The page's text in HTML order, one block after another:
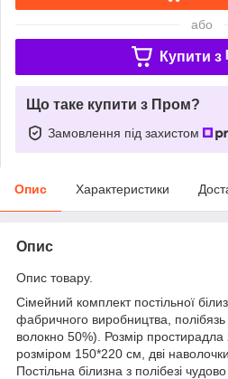
або
Купити з
Що таке купити з Пром?
Замовлення під захистом
Опис Характеристики
Опис
Опис товару.
Сімейний комплект постільної
фабричного виробництва,
волокно 50%). Розмір
розміром 150*220 см, дві
Постільна білизна з полібезі